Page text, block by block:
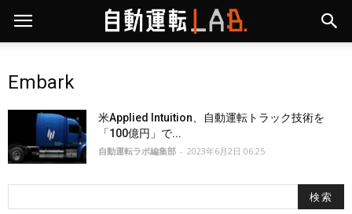
Embark
米Applied Intuition、自動運転トラック技術を
「100億円」で...
自動運転ラボ編集部 - 2023年6月2日 06:25